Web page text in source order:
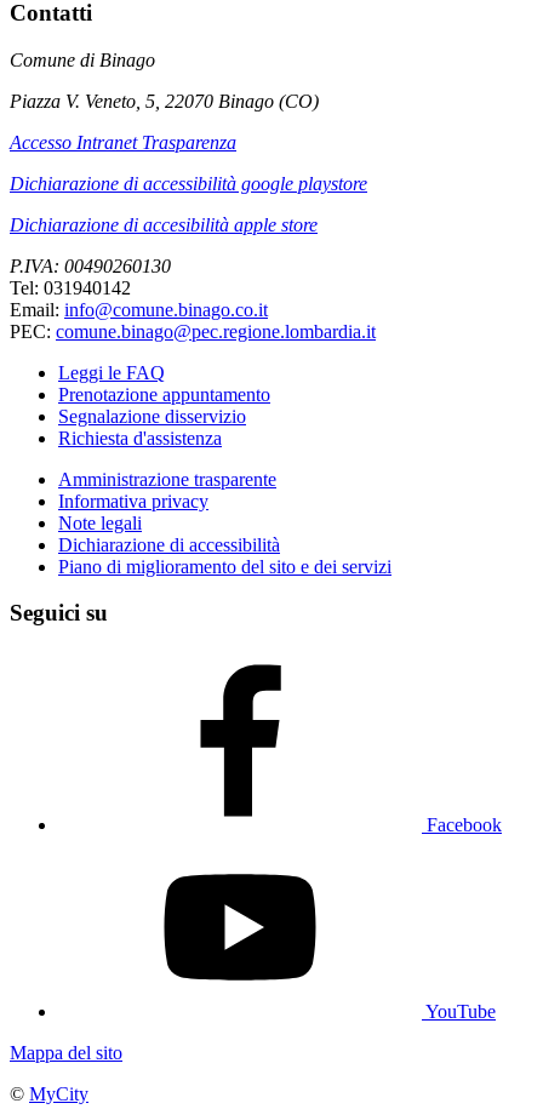
Contatti
Comune di Binago
Piazza V. Veneto, 5, 22070 Binago (CO)
Accesso Intranet Trasparenza
Dichiarazione di accessibilità google playstore
Dichiarazione di accesibilità apple store
P.IVA: 00490260130
Tel: 031940142
Email: info@comune.binago.co.it
PEC: comune.binago@pec.regione.lombardia.it
Leggi le FAQ
Prenotazione appuntamento
Segnalazione disservizio
Richiesta d'assistenza
Amministrazione trasparente
Informativa privacy
Note legali
Dichiarazione di accessibilità
Piano di miglioramento del sito e dei servizi
Seguici su
Facebook
YouTube
Mappa del sito
© MyCity